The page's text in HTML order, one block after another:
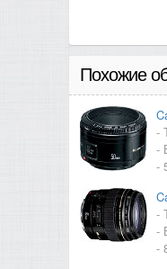
Похожие
-
-
-
-
-
-